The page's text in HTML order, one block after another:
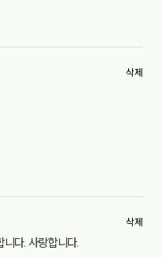
삭제
삭제
다. 사랑합니다.